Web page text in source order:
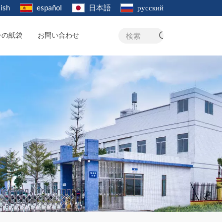
español 日本語 русский
紙袋 お問い合わせ 検索